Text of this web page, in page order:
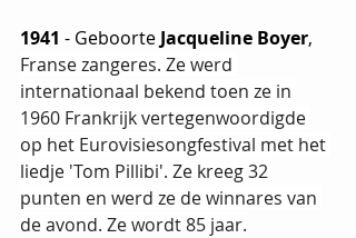
1941 - Geboorte Jacqueline Boyer,
Franse zangeres. Ze werd
internationaal bekend toen ze in
1960 Frankrijk vertegenwoordigde
op het Eurovisiesongfestival met het
liedje 'Tom Pillibi'. Ze kreeg 32
punten en werd ze de winnares van
de avond. Ze wordt 85 jaar.